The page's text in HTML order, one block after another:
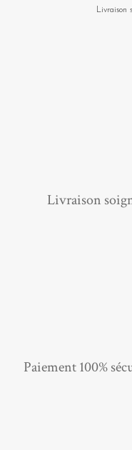
Livraison
Livraison
Paiement 100%